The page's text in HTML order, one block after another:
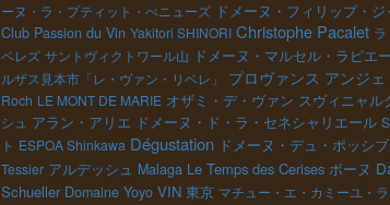
ーヌ・ラ・プティット・べニューズ ドメーヌ・フィリップ・
Club Passion du Vin Yakitori SHINORI Christophe Pacalet
ペレズ サントヴィクトワール山 ドメーヌ・マルセル・ラピエ
ルザス見本市「レ・ヴァン・リベレ」
プロヴァンス アンジェ
Roch LE MONT DE MARIE オザミ・デ・ヴァン スヴィニャル
シュ アラン・アリエ ドメーヌ・ド・ラ・セネシャリエール
ト ESPOA Shinkawa Dégustation ドメーヌ・デュ・ポッシ
Tessier アルデッシュ Malaga Le Temps des Cerises ボーヌ
Schueller Domaine Yoyo VIN 東京 マチュー・エ・カミーユ・